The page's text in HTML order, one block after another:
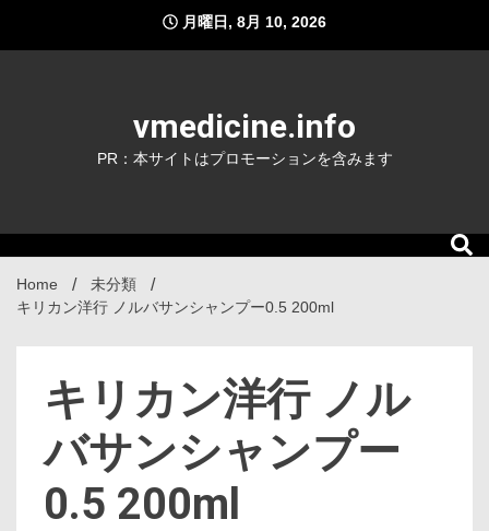
content
月曜日, 8月 10, 2026
vmedicine.info
PR：本サイトはプロモーションを含みます
Home
未分類
キリカン洋行 ノルバサンシャンプー0.5 200ml
キリカン洋行 ノル
バサンシャンプー
0.5 200ml